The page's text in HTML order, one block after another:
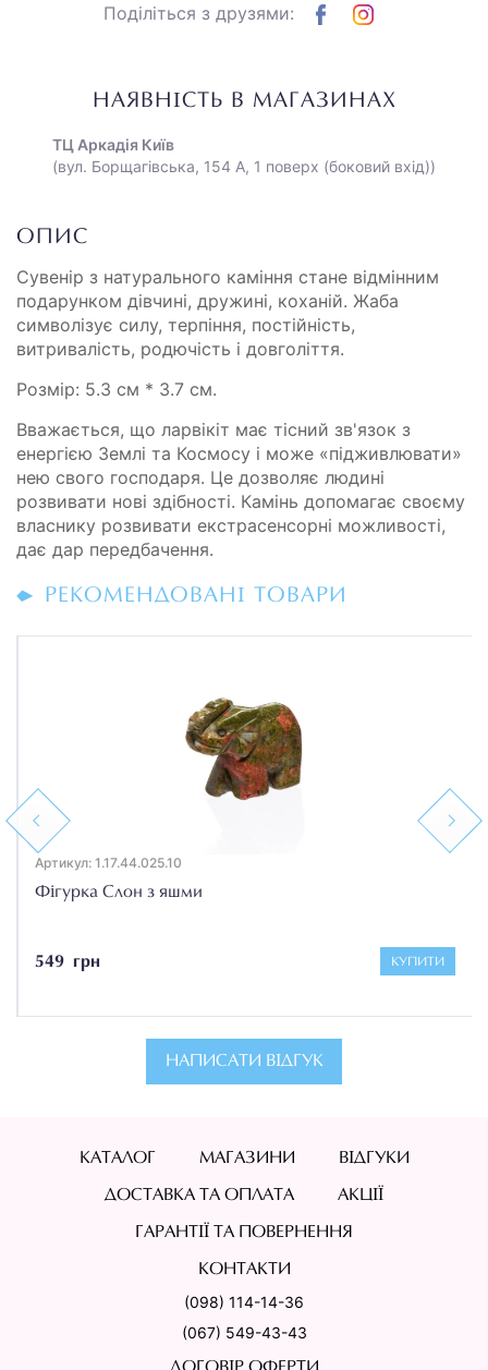
Поділіться з друзями:
НАЯВНІСТЬ В МАГАЗИНАХ
ТЦ Аркадія Київ
(вул. Борщагівська, 154 А, 1 поверх (боковий вхід))
ОПИС
Сувенір з натурального каміння стане відмінним
подарунком дівчині, дружині, коханій. Жаба
символізує силу, терпіння, постійність,
витривалість, родючість і довголіття.
Розмір: 5.3 см * 3.7 см.
Вважається, що ларвікіт має тісний зв'язок з
енергією Землі та Космосу і може «підживлювати»
нею свого господаря. Це дозволяє людині
розвивати нові здібності. Камінь допомагає своєму
власнику розвивати екстрасенсорні можливості,
дає дар передбачення.
РЕКОМЕНДОВАНІ ТОВАРИ
Previous
Артикул: 1.17.44.025.10
Фігурка Слон з яшми
549 грн КУПИТИ
Next
НАПИСАТИ ВІДГУК
КАТАЛОГ МАГАЗИНИ ВІДГУКИ
ДОСТАВКА ТА ОПЛАТА АКЦІЇ
ГАРАНТІЇ ТА ПОВЕРНЕННЯ
КОНТАКТИ
(098) 114-14-36
(067) 549-43-43